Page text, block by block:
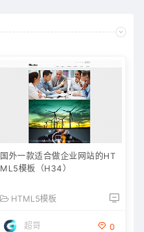
国外一款适合做企业网站的HT
ML5模板（H34）
HTML5模板
超哥 0